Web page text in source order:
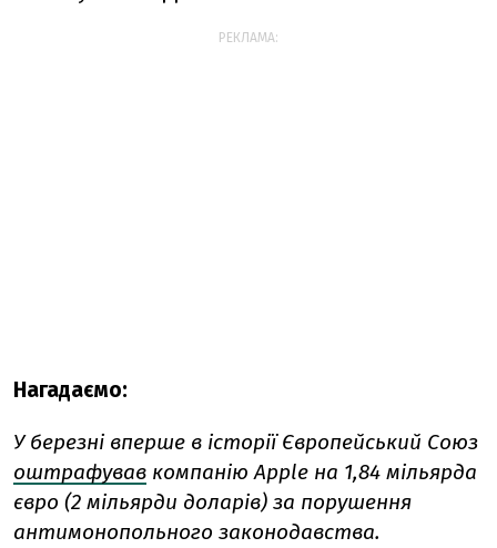
РЕКЛАМА:
Нагадаємо:
У березні вперше в історії Європейський Союз
оштрафував компанію Apple на 1,84 мільярда
євро (2 мільярди доларів) за порушення
антимонопольного законодавства.